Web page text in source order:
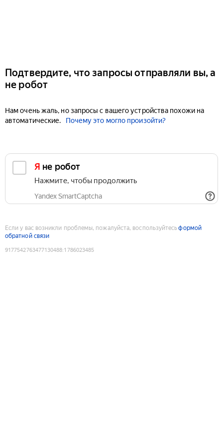
Подтвердите, что запросы отправляли вы, а
не робот
Нам очень жаль, но запросы с вашего устройства похожи на
автоматические.
Почему это могло произойти?
Я не робот
Нажмите, чтобы продолжить
Yandex SmartCaptcha
Если у вас возникли проблемы, пожалуйста, воспользуйтесьформой
обратной связи
9177542763477130488:1786023485